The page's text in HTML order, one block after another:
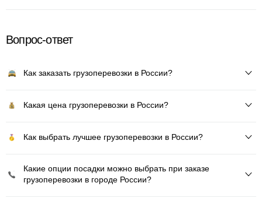
Вопрос-ответ
Как заказать грузоперевозки в России?
Какая цена грузоперевозки в России?
Как выбрать лучшее грузоперевозки в России?
Какие опции посадки можно выбрать при заказе
грузоперевозки в городе России?